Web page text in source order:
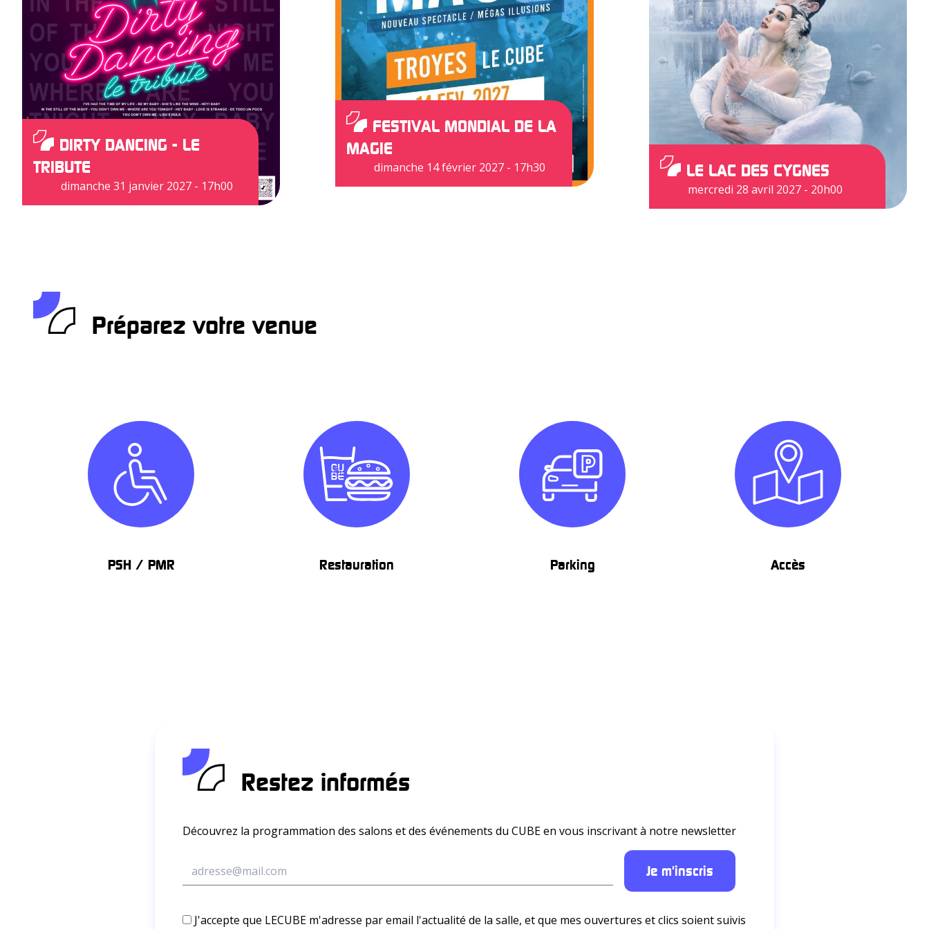
DIRTY DANCING - LE
TRIBUTE
dimanche 31 janvier 2027 - 17h00
FESTIVAL MONDIAL DE LA
MAGIE
dimanche 14 février 2027 - 17h30 LE LAC DES CYGNES
mercredi 28 avril 2027 - 20h00
Préparez votre venue
PSH / PMR Restauration Parking Accès
Restez informés
Découvrez la programmation des salons et des événements du CUBE en vous inscrivant à notre newsletter
J'accepte que LECUBE m'adresse par email l'actualité de la salle, et que mes ouvertures et clics soient suivis